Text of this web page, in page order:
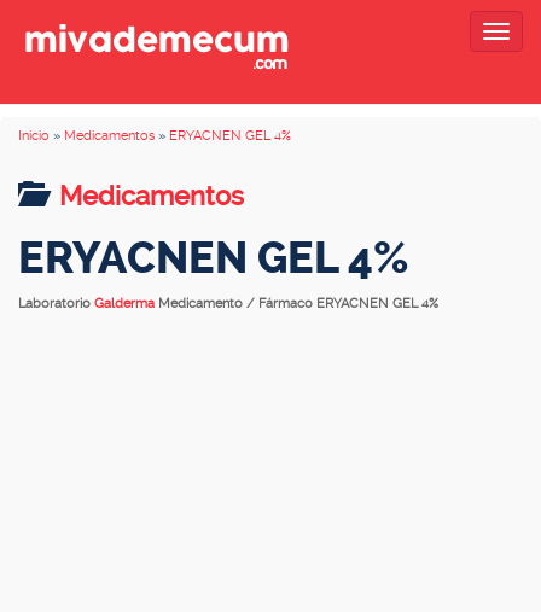
Inicio » Medicamentos » ERYACNEN GEL 4%
Medicamentos
ERYACNEN GEL 4%
Laboratorio Galderma Medicamento / Fármaco ERYACNEN GEL 4%